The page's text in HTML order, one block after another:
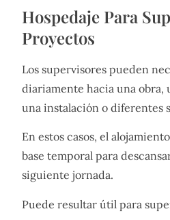
Hospedaje Para
Proyectos
Los supervisores pueden
diariamente hacia una obra,
una instalación o diferentes
En estos casos, el
base temporal para
siguiente jornada.
Puede resultar útil para